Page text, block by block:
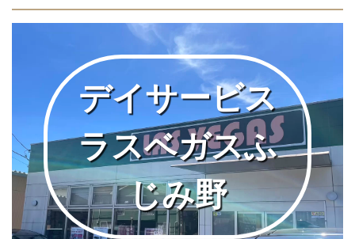
デイサービス
ラスベガスふ
じみ野